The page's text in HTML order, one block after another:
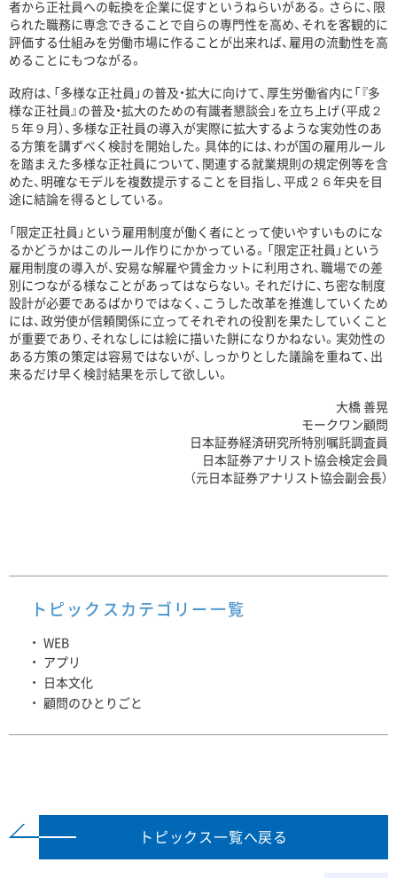
者から正社員への転換を企業に促すというねらいがある。さらに、限
られた職務に専念できることで自らの専門性を高め、それを客観的に
評価する仕組みを労働市場に作ることが出来れば、雇用の流動性を高
めることにもつながる。
政府は、「多様な正社員」の普及・拡大に向けて、厚生労働省内に「『多
様な正社員』の普及・拡大のための有識者懇談会」を立ち上げ（平成２
５年９月）、多様な正社員の導入が実際に拡大するような実効性のあ
る方策を講ずべく検討を開始した。具体的には、わが国の雇用ルール
を踏まえた多様な正社員について、関連する就業規則の規定例等を含
めた、明確なモデルを複数提示することを目指し、平成２６年央を目
途に結論を得るとしている。
「限定正社員」という雇用制度が働く者にとって使いやすいものにな
るかどうかはこのルール作りにかかっている。「限定正社員」という
雇用制度の導入が、安易な解雇や賃金カットに利用され、職場での差
別につながる様なことがあってはならない。それだけに、ち密な制度
設計が必要であるばかりではなく、こうした改革を推進していくため
には、政労使が信頼関係に立ってそれぞれの役割を果たしていくこと
が重要であり、それなしには絵に描いた餅になりかねない。実効性の
ある方策の策定は容易ではないが、しっかりとした議論を重ねて、出
来るだけ早く検討結果を示して欲しい。
大橋 善晃
モークワン顧問
日本証券経済研究所特別嘱託調査員
日本証券アナリスト協会検定会員
（元日本証券アナリスト協会副会長）
トピックスカテゴリー一覧
WEB
アプリ
日本文化
顧問のひとりごと
トピックス一覧へ戻る